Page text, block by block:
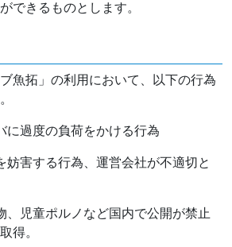
できるものとします。
魚拓」の利用において、以下の行為
に過度の負荷をかける行為
妨害する行為、運営会社が不適切と
、児童ポルノなど国内で公開が禁止
得。